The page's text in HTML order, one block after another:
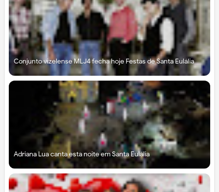
Conjunto vizelense MLJ4 fecha hoje Festas de Santa Eulália
Adriana Lua canta esta noite em Santa Eulália